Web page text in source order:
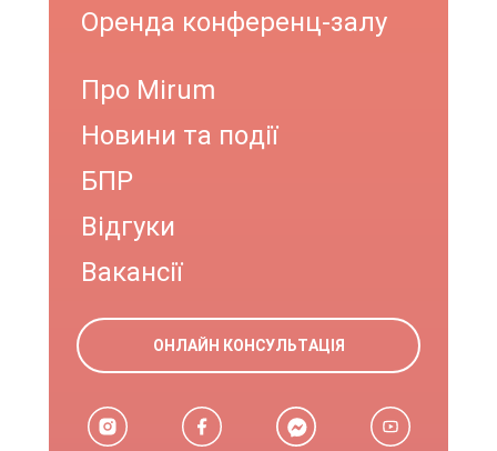
Оренда конференц-залу
Про Mirum
Новини та події
БПР
Відгуки
Вакансії
ОНЛАЙН КОНСУЛЬТАЦІЯ